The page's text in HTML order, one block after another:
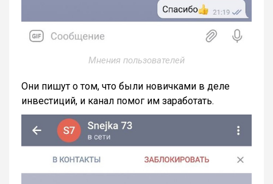
Мнения пользователей
Они пишут о том, что были новичками в деле
инвестиций, и канал помог им заработать.